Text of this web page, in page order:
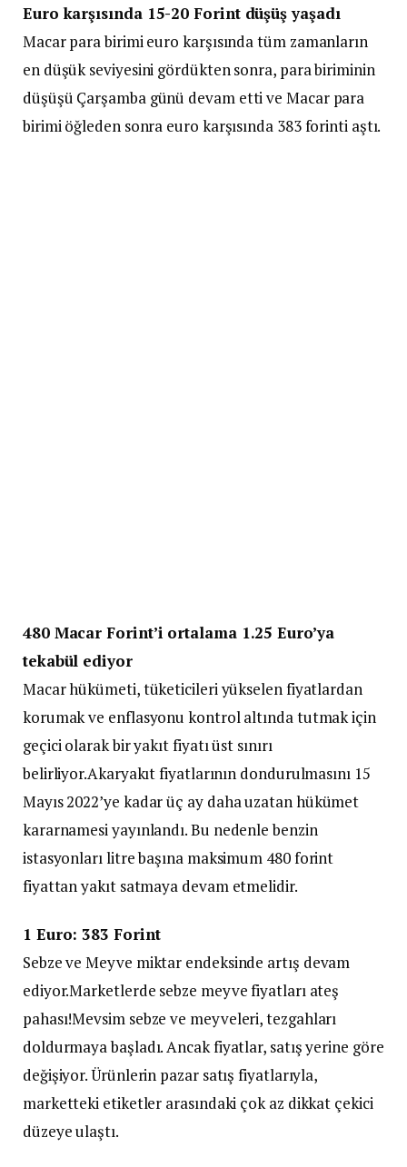
Euro karşısında 15-20 Forint düşüş yaşadı
Macar para birimi euro karşısında tüm zamanların
en düşük seviyesini gördükten sonra, para biriminin
düşüşü Çarşamba günü devam etti ve Macar para
birimi öğleden sonra euro karşısında 383 forinti aştı.
480 Macar Forint’i ortalama 1.25 Euro’ya
tekabül ediyor
Macar hükümeti, tüketicileri yükselen fiyatlardan
korumak ve enflasyonu kontrol altında tutmak için
geçici olarak bir yakıt fiyatı üst sınırı
belirliyor.Akaryakıt fiyatlarının dondurulmasını 15
Mayıs 2022’ye kadar üç ay daha uzatan hükümet
kararnamesi yayınlandı. Bu nedenle benzin
istasyonları litre başına maksimum 480 forint
fiyattan yakıt satmaya devam etmelidir.
1 Euro: 383 Forint
Sebze ve Meyve miktar endeksinde artış devam
ediyor.Marketlerde sebze meyve fiyatları ateş
pahası!Mevsim sebze ve meyveleri, tezgahları
doldurmaya başladı. Ancak fiyatlar, satış yerine göre
değişiyor. Ürünlerin pazar satış fiyatlarıyla,
marketteki etiketler arasındaki çok az dikkat çekici
düzeye ulaştı.